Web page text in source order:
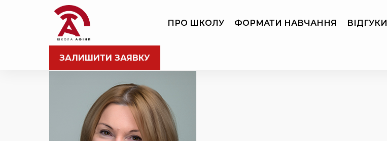
ПРО ШКОЛУ ФОРМАТИ НАВЧАННЯ ВІДГУКИ
ЗАЛИШИТИ ЗАЯВКУ